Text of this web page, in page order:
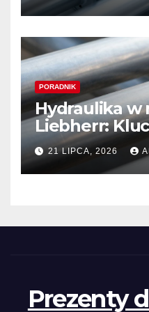
PORADNIK
Hydraulika w
Liebherr:
wydajności
21 LIPCA, 2026
Prezenty